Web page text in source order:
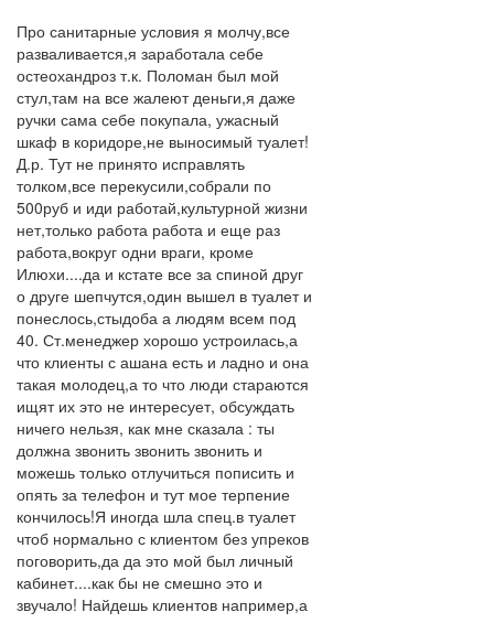
Про санитарные условия я молчу,все
разваливается,я заработала себе
остеохандроз т.к. Поломан был мой
стул,там на все жалеют деньги,я даже
ручки сама себе покупала, ужасный
шкаф в коридоре,не выносимый туалет!
Д.р. Тут не принято исправлять
толком,все перекусили,собрали по
500руб и иди работай,культурной жизни
нет,только работа работа и еще раз
работа,вокруг одни враги, кроме
Илюхи....да и кстате все за спиной друг
о друге шепчутся,один вышел в туалет и
понеслось,стыдоба а людям всем под
40. Ст.менеджер хорошо устроилась,а
что клиенты с ашана есть и ладно и она
такая молодец,а то что люди стараются
ищят их это не интересует, обсуждать
ничего нельзя, как мне сказала : ты
должна звонить звонить звонить и
можешь только отлучиться пописить и
опять за телефон и тут мое терпение
кончилось!Я иногда шла спец.в туалет
чтоб нормально с клиентом без упреков
поговорить,да да это мой был личный
кабинет....как бы не смешно это и
звучало! Найдешь клиентов например,а